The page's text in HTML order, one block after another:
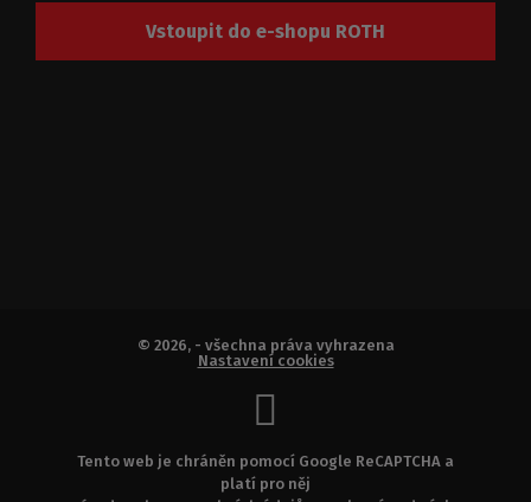
Vstoupit do e-shopu ROTH
© 2026, - všechna práva vyhrazena
Nastavení cookies
Tento web je chráněn pomocí Google ReCAPTCHA a
platí pro něj